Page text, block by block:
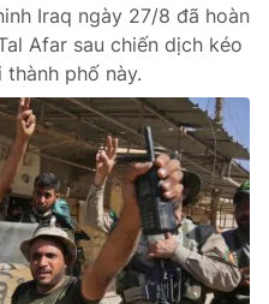
Iraq ngày 27/8 đã hoàn
Afar sau chiến dịch kéo
phố này.